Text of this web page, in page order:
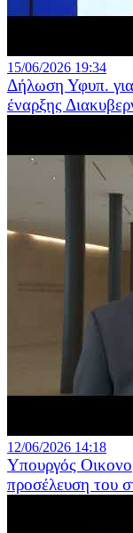
15/06/2026 19:34
Δήλωση Υφυπ.
έναρξης
12/06/2026 14:18
Υπουργός
προσέλευση του